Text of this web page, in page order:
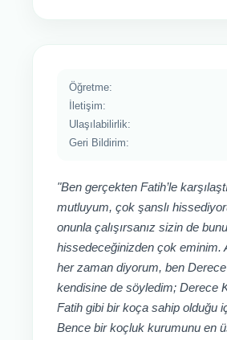
Öğretme:
İletişim:
Ulaşılabilirlik:
Geri Bildirim:
"Ben gerçekten Fatih’le
mutluyum, çok şanslı
onunla çalışırsanız sizin de bunu
hissedeceğinizden çok eminim.
her zaman diyorum, ben
kendisine de söyledim; Derece
Fatih gibi bir koça sahip olduğu
Bence bir koçluk kurumunu en